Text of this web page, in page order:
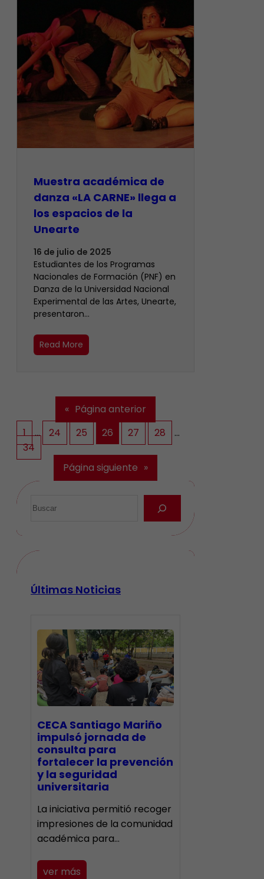
Muestra académica de
danza «LA CARNE» llega a
los espacios de la
Unearte
16 de julio de 2025
Estudiantes de los Programas
Nacionales de Formación (PNF) en
Danza de la Universidad Nacional
Experimental de las Artes, Unearte,
presentaron…
Read More
« Página anterior
1
… 24 25 26 27 28
…
34
Página siguiente »
Últimas Noticias
CECA Santiago Mariño
impulsó jornada de
consulta para
fortalecer la prevención
y la seguridad
universitaria
La iniciativa permitió recoger
impresiones de la comunidad
académica para…
ver más